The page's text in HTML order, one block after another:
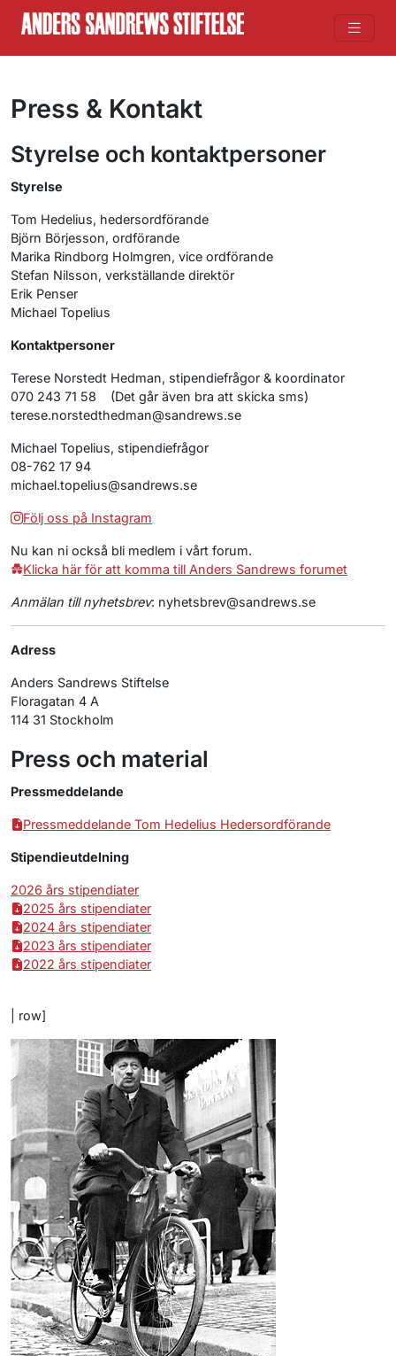
Press & Kontakt
Styrelse och kontaktpersoner
Styrelse
Tom Hedelius, hedersordförande
Björn Börjesson, ordförande
Marika Rindborg Holmgren, vice ordförande
Stefan Nilsson, verkställande direktör
Erik Penser
Michael Topelius
Kontaktpersoner
Terese Norstedt Hedman, stipendiefrågor & koordinator
070 243 71 58 (Det går även bra att skicka sms)
terese.norstedthedman@sandrews.se
Michael Topelius, stipendiefrågor
08-762 17 94
michael.topelius@sandrews.se
Följ oss på Instagram
Nu kan ni också bli medlem i vårt forum.
Klicka här för att komma till Anders Sandrews forumet
Anmälan till nyhetsbrev: nyhetsbrev@sandrews.se
Adress
Anders Sandrews Stiftelse
Floragatan 4 A
114 31 Stockholm
Press och material
Pressmeddelande
Pressmeddelande Tom Hedelius Hedersordförande
Stipendieutdelning
2026 års stipendiater
2025 års stipendiater
2024 års stipendiater
2023 års stipendiater
2022 års stipendiater
| row]